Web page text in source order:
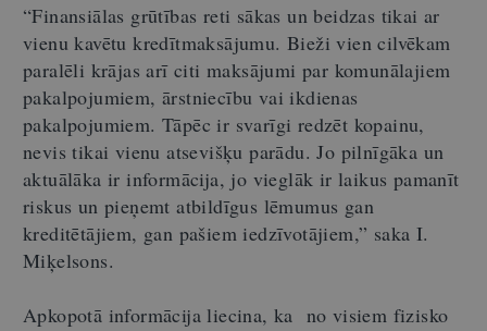
“Finansiālas grūtības reti sākas un beidzas tikai ar
vienu kavētu kredītmaksājumu. Bieži vien cilvēkam
paralēli krājas arī citi maksājumi par komunālajiem
pakalpojumiem, ārstniecību vai ikdienas
pakalpojumiem. Tāpēc ir svarīgi redzēt kopainu,
nevis tikai vienu atsevišķu parādu. Jo pilnīgāka un
aktuālāka ir informācija, jo vieglāk ir laikus pamanīt
riskus un pieņemt atbildīgus lēmumus gan
kreditētājiem, gan pašiem iedzīvotājiem,” saka I.
Miķelsons.
Apkopotā informācija liecina, ka no visiem fizisko